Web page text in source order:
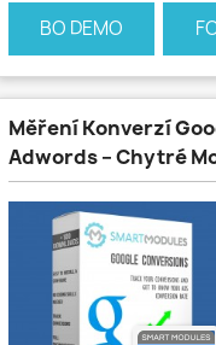
BO DEMO
Měření Konverzí
Adwords – Chytré